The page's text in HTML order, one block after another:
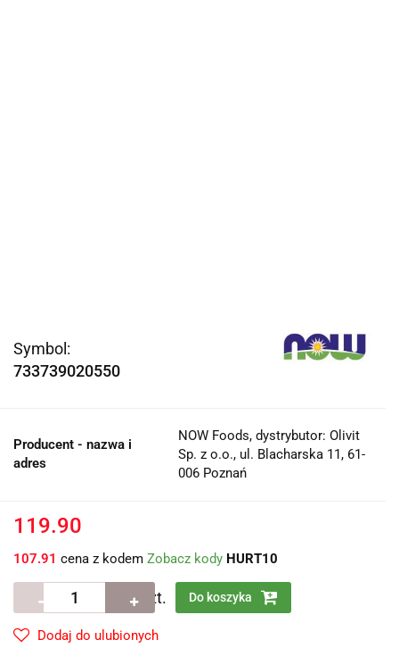
Symbol:
733739020550
Producent - nazwa i
adres
NOW Foods, dystrybutor: Olivit
Sp. z o.o., ul. Blacharska 11, 61-
006 Poznań
119.90
107.91 cena z kodem Zobacz kody HURT10
szt. Do koszyka
Dodaj do ulubionych